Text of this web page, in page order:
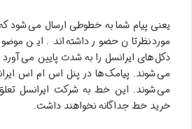
مورد نظرتان حضور داشته اند. این
دکل های ایرانسل را به شدت پایین می آورد
می شوند. این خط به شرکت ایرانسل تعلق
خرید خط جداگانه نخواهند داشت.